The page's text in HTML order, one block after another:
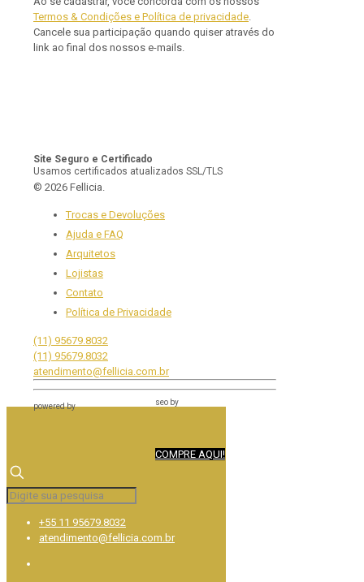
Termos & Condições e Política de privacidade.
Cancele sua participação quando quiser através do
link ao final dos nossos e-mails.
Site Seguro e Certificado
Usamos certificados atualizados SSL/TLS
© 2026 Fellicia.
Trocas e Devoluções
Ajuda e FAQ
Arquitetos
Lojistas
Contato
Política de Privacidade
(11) 95679.8032
(11) 95679.8032
atendimento@fellicia.com.br
powered by seo by
COMPRE AQUI!
+55 11 95679.8032
atendimento@fellicia.com.br